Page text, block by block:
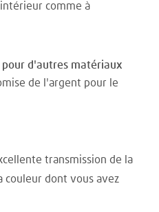
comme à
d'autres matériaux
de l'argent pour le
transmission de la
couleur dont vous avez